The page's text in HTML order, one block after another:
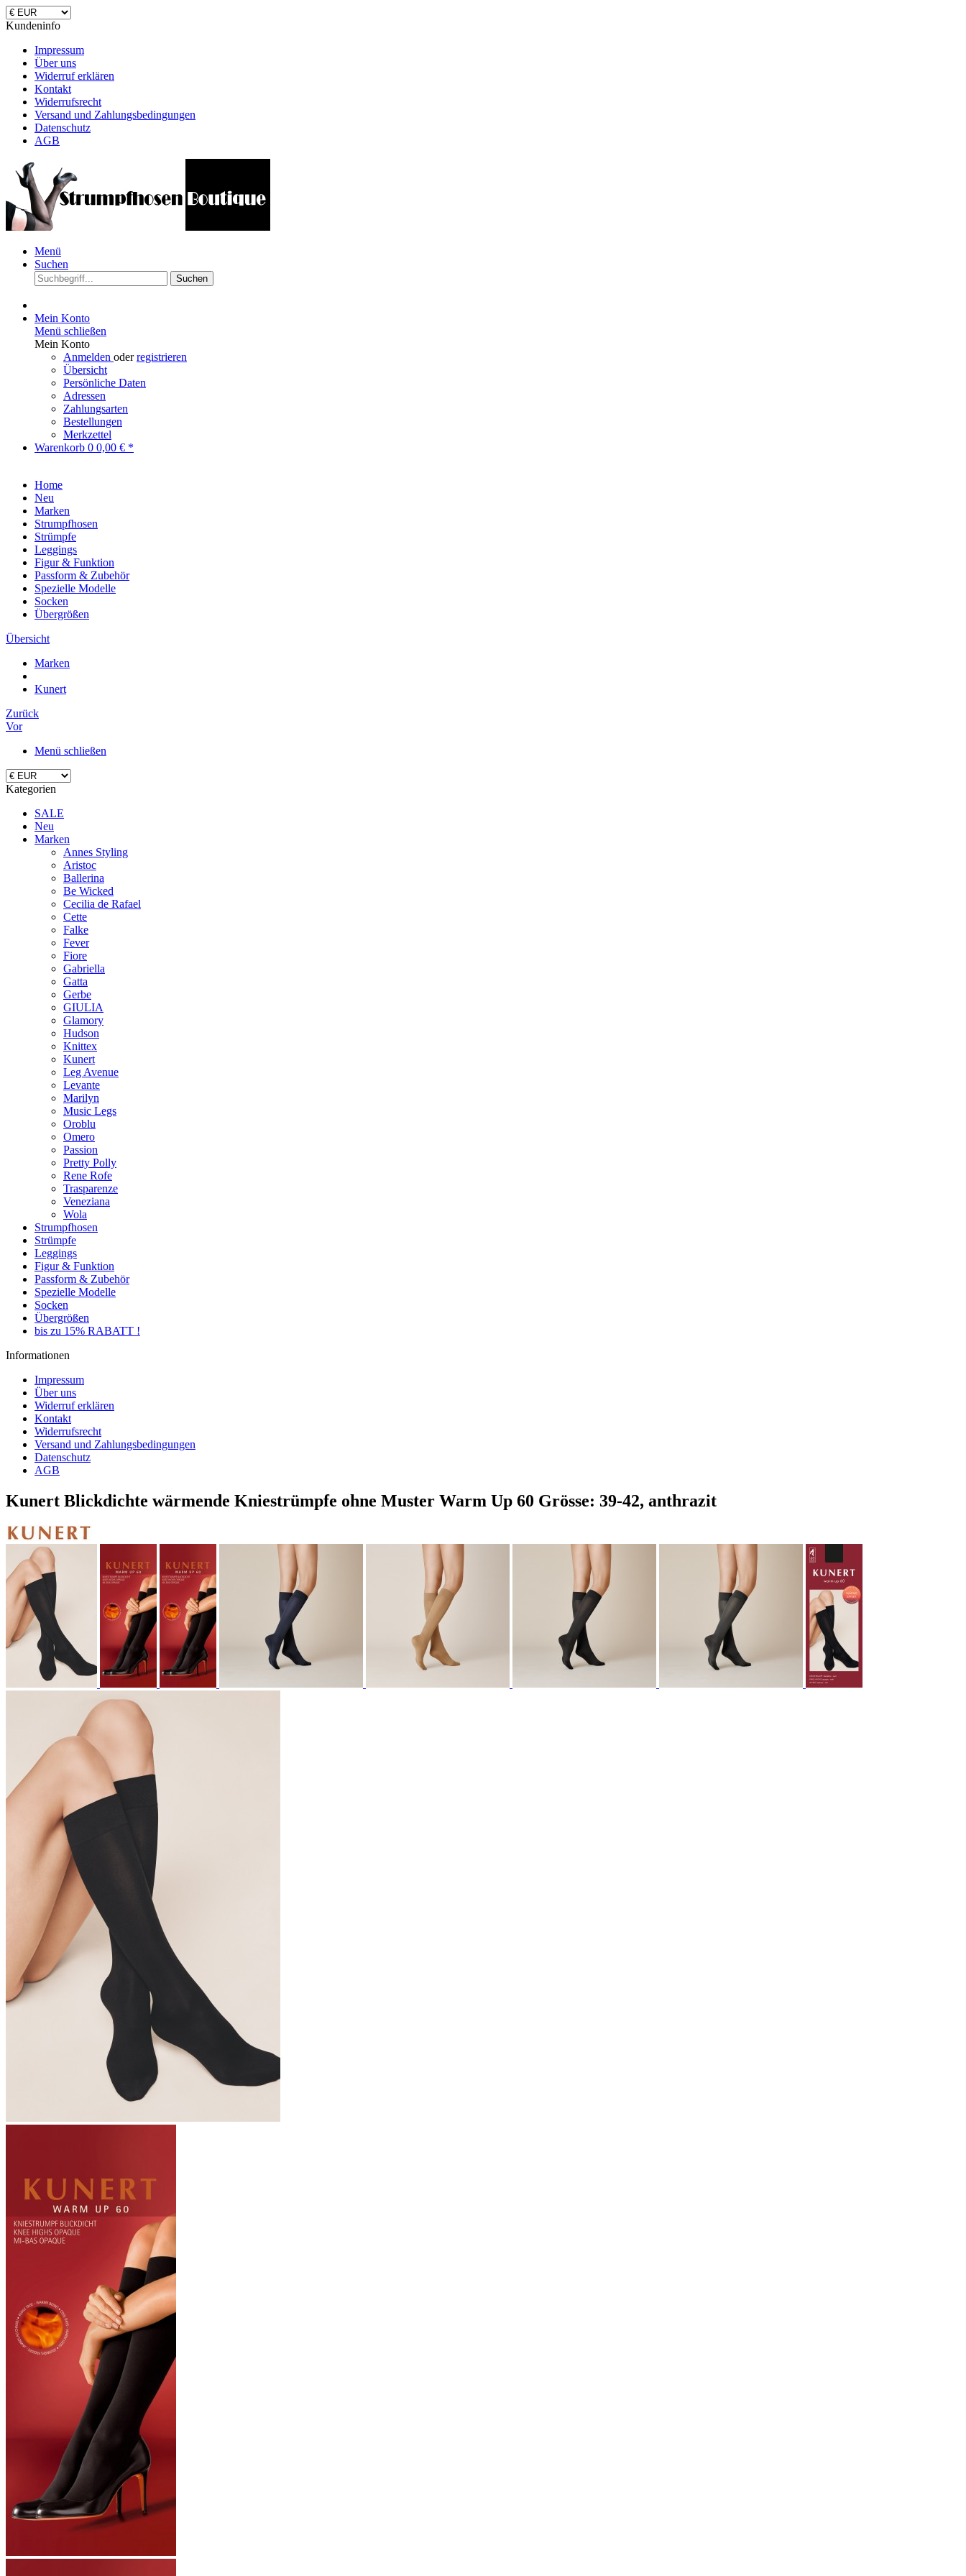
Kundeninfo
Impressum
Über uns
Widerruf erklären
Kontakt
Widerrufsrecht
Versand und Zahlungsbedingungen
Datenschutz
AGB
Menü
Suchen
Suchen
Mein Konto
Menü schließen
Mein Konto
Anmelden oderregistrieren
Übersicht
Persönliche Daten
Adressen
Zahlungsarten
Bestellungen
Merkzettel
Warenkorb 0 0,00 € *
Home
Neu
Marken
Strumpfhosen
Strümpfe
Leggings
Figur & Funktion
Passform & Zubehör
Spezielle Modelle
Socken
Übergrößen
Übersicht
Marken
Kunert
Zurück
Vor
Menü schließen
Kategorien
SALE
Neu
Marken
Annes Styling
Aristoc
Ballerina
Be Wicked
Cecilia de Rafael
Cette
Falke
Fever
Fiore
Gabriella
Gatta
Gerbe
GIULIA
Glamory
Hudson
Knittex
Kunert
Leg Avenue
Levante
Marilyn
Music Legs
Oroblu
Omero
Passion
Pretty Polly
Rene Rofe
Trasparenze
Veneziana
Wola
Strumpfhosen
Strümpfe
Leggings
Figur & Funktion
Passform & Zubehör
Spezielle Modelle
Socken
Übergrößen
bis zu 15% RABATT !
Informationen
Impressum
Über uns
Widerruf erklären
Kontakt
Widerrufsrecht
Versand und Zahlungsbedingungen
Datenschutz
AGB
Kunert Blickdichte wärmende Kniestrümpfe ohne Muster Warm Up 60 Grösse: 39-42, anthrazit